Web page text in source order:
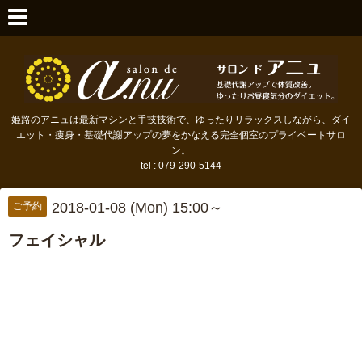
姫路のアニュは最新マシンと手技技術で、ゆったりリラックスしながら、ダイ
エット・痩身・基礎代謝アップの夢をかなえる完全個室のプライベートサロ
ン。
tel : 079-290-5144
ご予約 2018-01-08 (Mon) 15:00～
フェイシャル